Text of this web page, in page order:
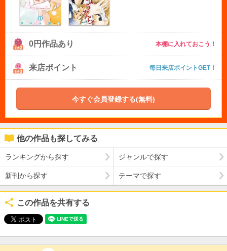
0円作品あり 本棚に入れておこう！
来店ポイント 毎日来店ポイントGET！
今すぐ会員登録する(無料)
他の作品も探してみる
ランキングから探す ジャンルで探す
新刊から探す テーマで探す
この作品を共有する